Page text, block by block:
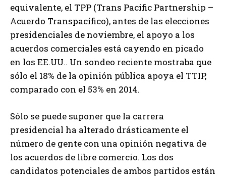
equivalente, el TPP (Trans Pacific Partnership –
Acuerdo Transpacífico), antes de las elecciones
presidenciales de noviembre, el apoyo a los
acuerdos comerciales está cayendo en picado
en los EE.UU.. Un sondeo reciente mostraba que
sólo el 18% de la opinión pública apoya el TTIP,
comparado con el 53% en 2014.
Sólo se puede suponer que la carrera
presidencial ha alterado drásticamente el
número de gente con una opinión negativa de
los acuerdos de libre comercio. Los dos
candidatos potenciales de ambos partidos están